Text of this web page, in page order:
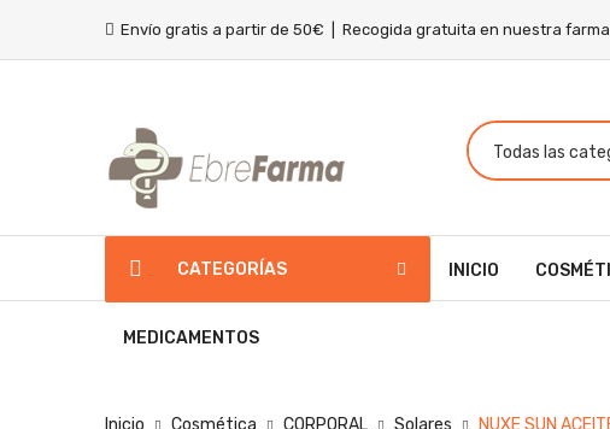
Envío gratis a partir de 50€ | Recogida gratuita en nuestra
CATEGORÍAS INICIO
MEDICAMENTOS
Inicio Cosmética CORPORAL Solares NUXE SUN